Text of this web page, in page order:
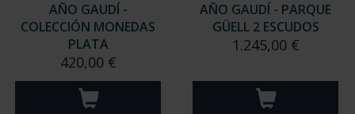
AÑO GAUDÍ -
COLECCIÓN MONEDAS
PLATA
420,00 €
AÑO GAUDÍ - PARQUE
GÜELL 2 ESCUDOS
1.245,00 €